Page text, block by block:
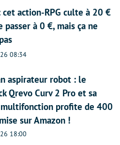
cet action-RPG culte à 20 €
passer à 0 €, mais ça ne
08:34
aspirateur robot : le
Qrevo Curv 2 Pro et sa
profite de 400
sur Amazon !
18:00